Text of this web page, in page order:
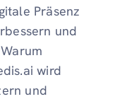
Präsenz
und
wird
und